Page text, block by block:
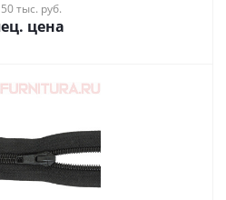
тыс. руб.
цена